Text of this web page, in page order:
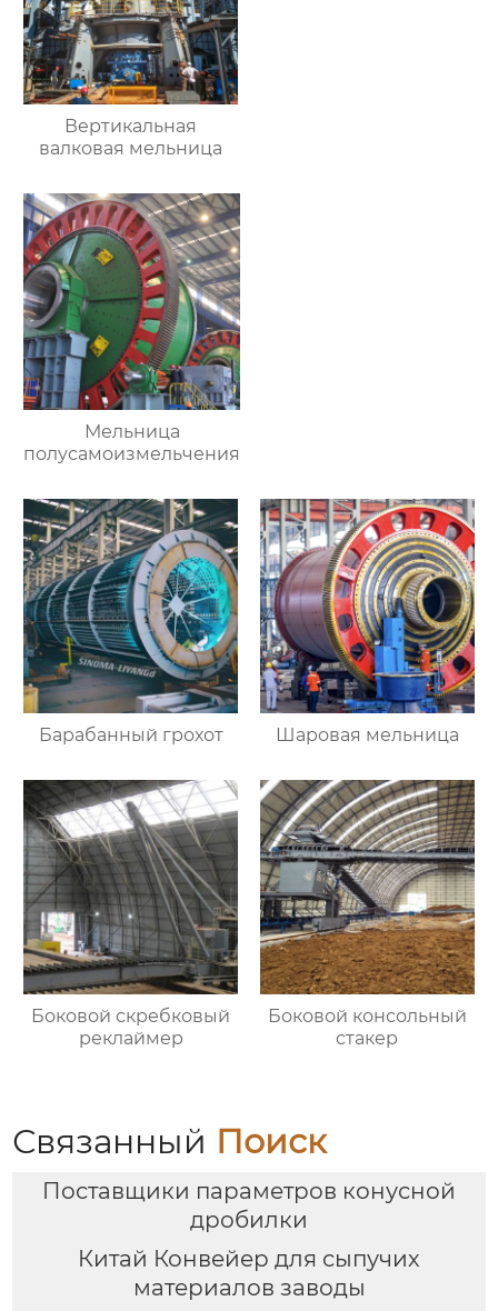
Вертикальная
валковая мельница
Мельница
полусамоизмельчения
Барабанный грохот Шаровая мельница
Боковой скребковый
реклаймер
Боковой консольный
стакер
Связанный Поиск
Поставщики параметров конусной
дробилки
Китай Конвейер для сыпучих
материалов заводы